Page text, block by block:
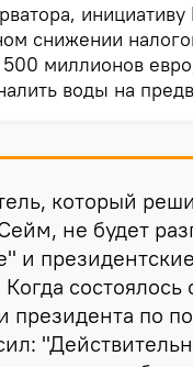
снижении
500 миллионов
воды на
который
не будет
и
Когда
президента по